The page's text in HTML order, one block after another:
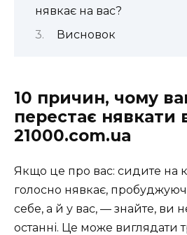
нявкає на вас?
Висновок
10 причин, чому
перестає нявкати
21000.com.ua
Якщо це про вас: сидите на
голосно нявкає,
себе, а й у вас, — знайте, ви
останні. Це може виглядати